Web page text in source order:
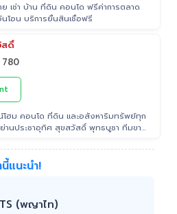
เช่า บ้าน ที่ดิน คอนโด ฟรีค่าการตลาด
โอน บริการยื่นสินเชื่อฟรี
ดิ์
ฮม คอนโด ที่ดิน และอสังหาริมทรัพย์ทุก
านประชาอุทิศ สุขสวัสดิ์ พุทธบูชา ทีมขาย
ใส่ ดูแล ลูกค้าในทุกขั้นตอน ติดต่อ 022953905 Line: @Tooktee
แนะนำ!
(พญาไท)